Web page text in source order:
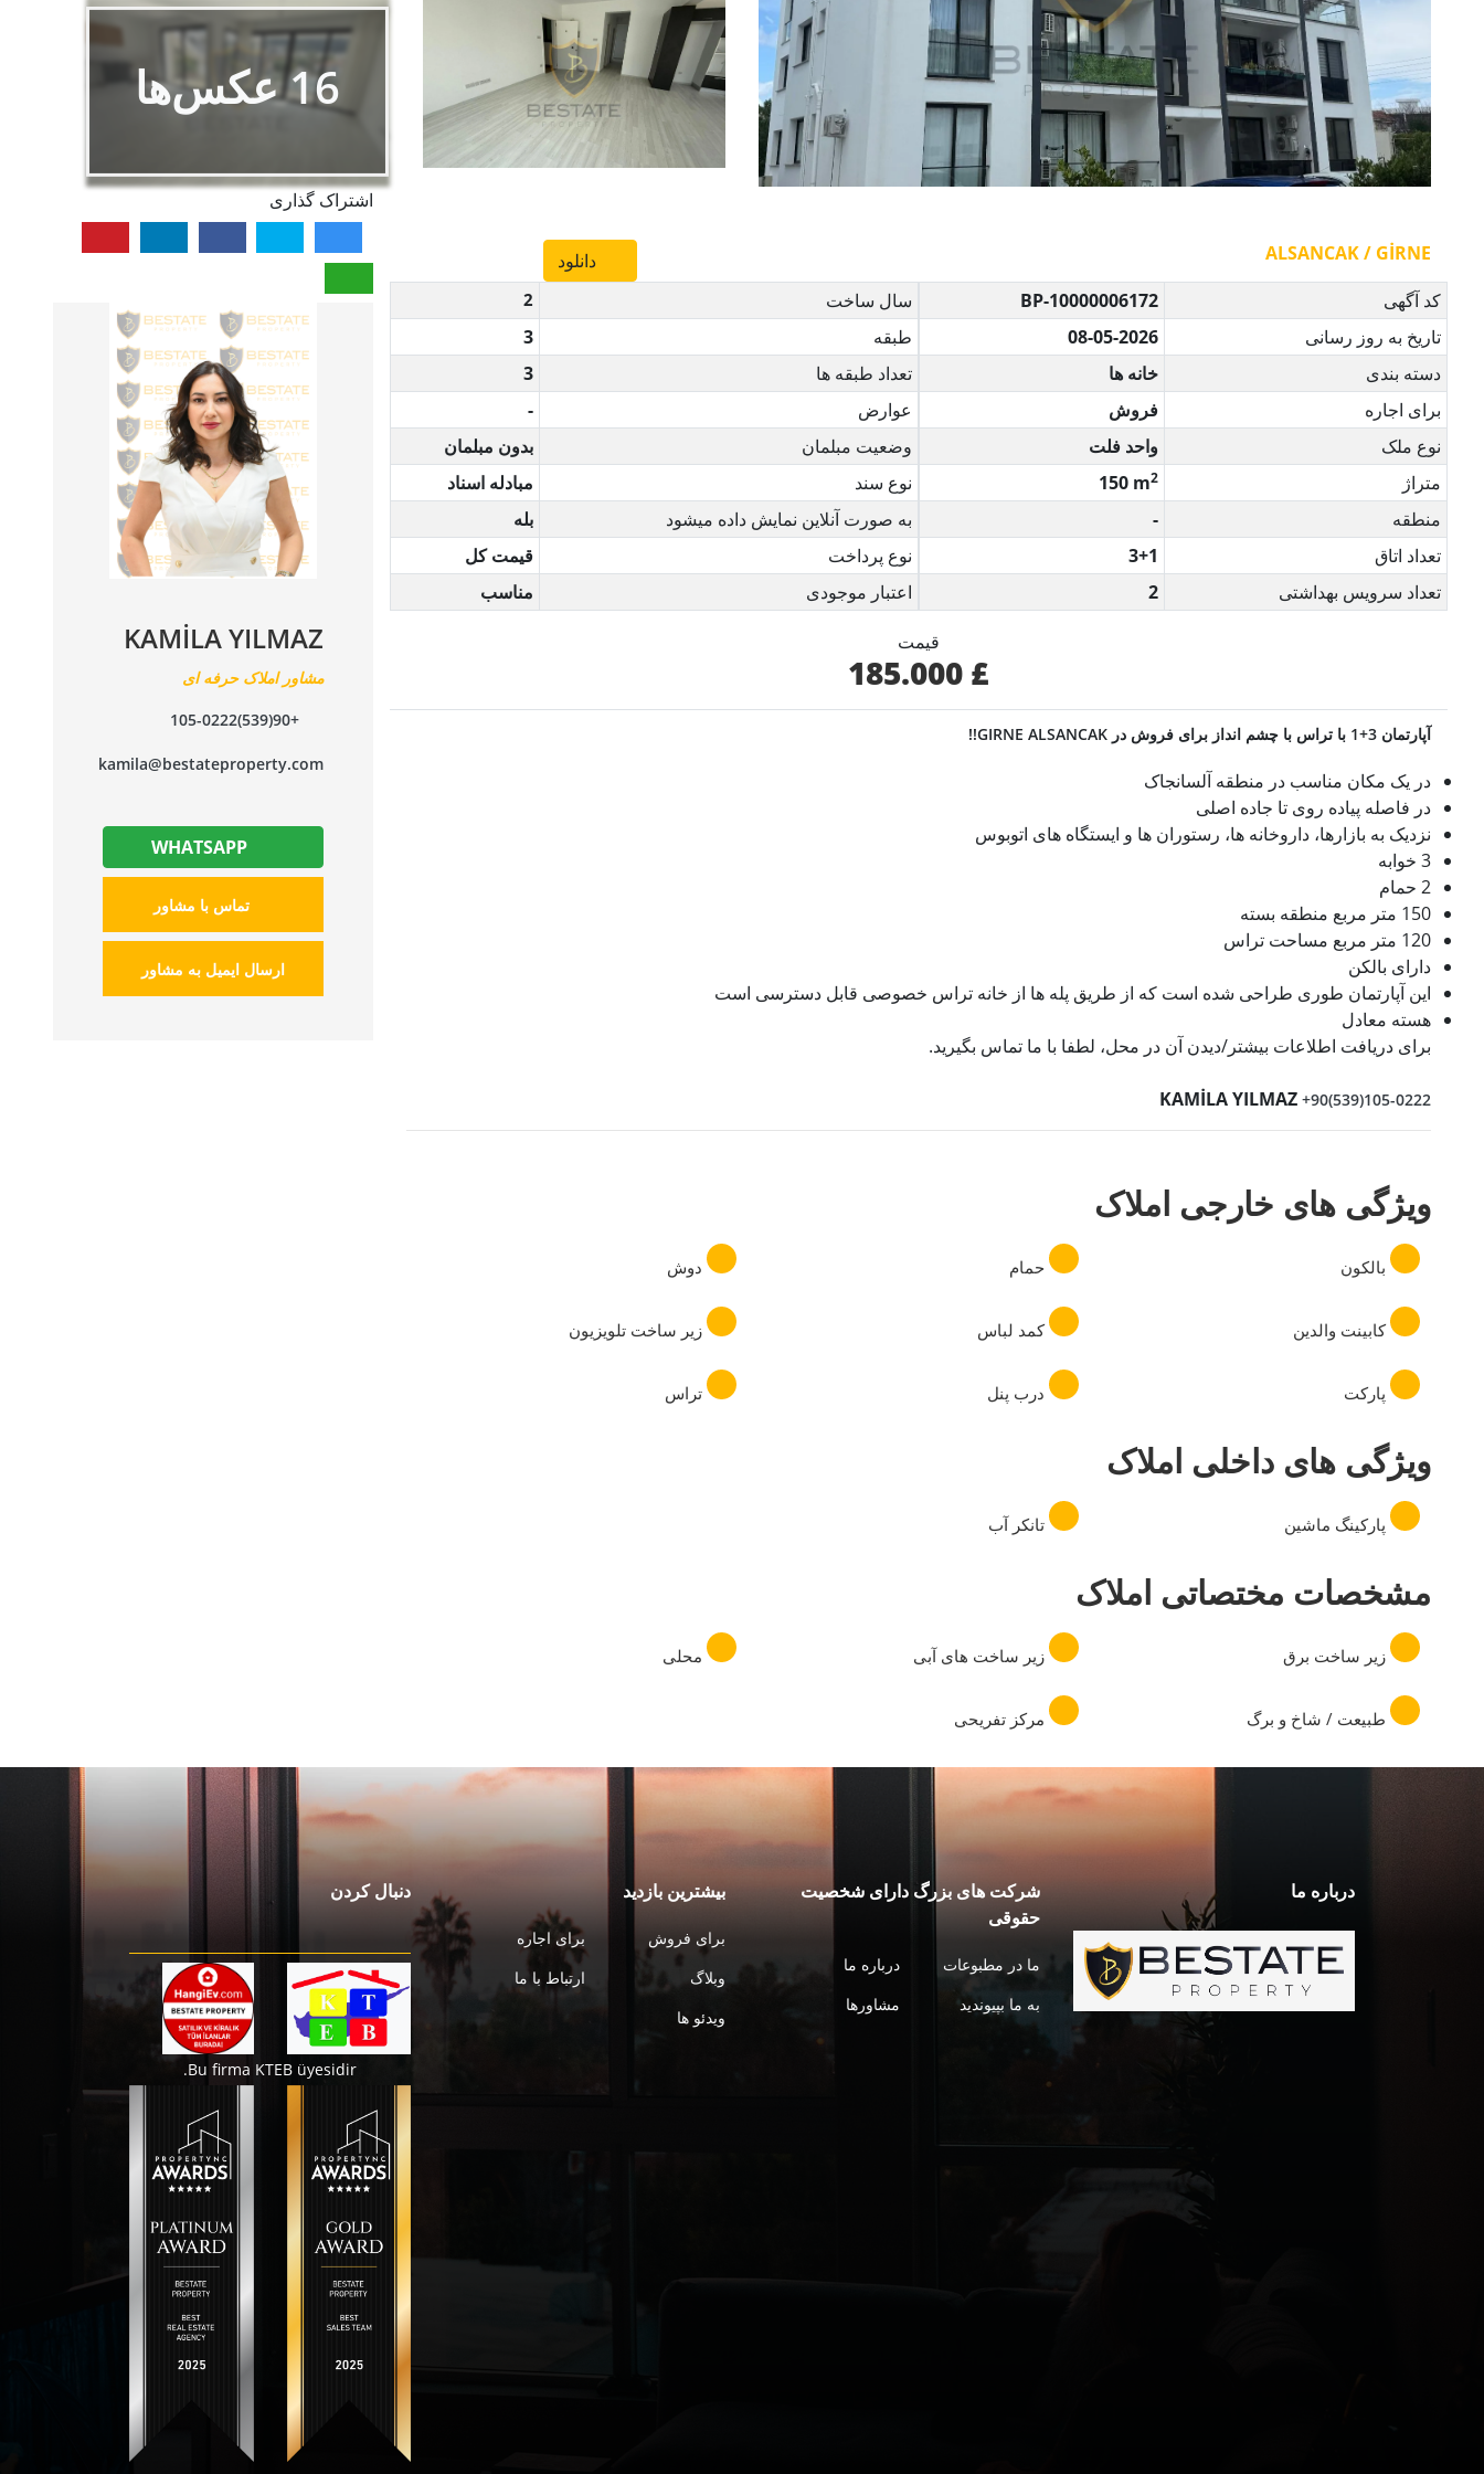
16عکس‌ها
ALSANCAK / GİRNE
دانلود
کد آگهی
BP-10000006172
تاریخ به روز رسانی
08-05-2026
دسته بندی
خانه ها
برای اجاره
فروش
نوع ملک
واحد فلت
متراژ
150 m2
منطقه
-
تعداد اتاق
3+1
تعداد سرویس بهداشتی
2
سال ساخت 2
طبقه
3
تعداد طبقه ها
3
عوارض
-
وضعیت مبلمان
بدون مبلمان
نوع سند
مبادله اسناد
به صورت آنلاین نمایش داده میشود
بله
نوع پرداخت
قیمت کل
اعتبار موجودی
مناسب
قیمت
£ 185.000
آپارتمان 3+1 با تراس با چشم انداز برای فروش در GIRNE ALSANCAK!!
در یک مکان مناسب در منطقه آلسانجاک
در فاصله پیاده روی تا جاده اصلی
نزدیک به بازارها، داروخانه ها، رستوران ها و ایستگاه های اتوبوس
3 خوابه
2 حمام
150 متر مربع منطقه بسته
120 متر مربع مساحت تراس
دارای بالکن
این آپارتمان طوری طراحی شده است که از طریق پله ها از خانه تراس خصوصی قابل دسترسی است
هسته معادل
برای دریافت اطلاعات بیشتر/دیدن آن در محل، لطفا با ما تماس بگیرید.
KAMİLA YILMAZ +90(539)105-0222
ویژگی های خارجی املاک
بالکون حمام دوش
کابینت والدین کمد لباس زیر ساخت تلویزیون
پارکت درب پنل تراس
ویژگی های داخلی املاک
پارکینگ ماشین تانکر آب
مشخصات مختصاتی املاک
زیر ساخت برق زیر ساخت های آبی محلی
طبیعت / شاخ و برگ مرکز تفریحی
اشتراک گذاری
KAMİLA YILMAZ
مشاور املاک حرفه ای
+90(539)105-0222
kamila@bestateproperty.com
تماس با مشاور
ارسال ایمیل به مشاور
درباره ما
شرکت های بزرگ دارای شخصیت
حقوقی
ما در مطبوعات
درباره ما
به ما بپیوندید
مشاورها
بیشترین بازدید
برای فروش
برای اجاره
وبلاگ
ارتباط با ما
ویدئو ها
دنبال کردن
Bu firma KTEB üyesidir.